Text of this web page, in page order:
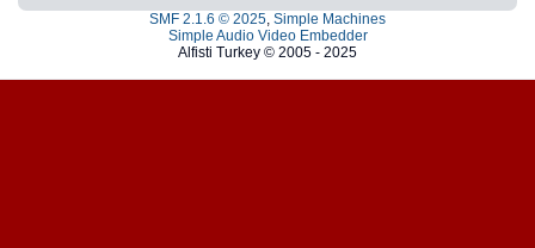
SMF 2.1.6 © 2025, Simple Machines
Simple Audio Video Embedder
Alfisti Turkey © 2005 - 2025